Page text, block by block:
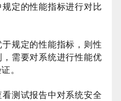
定的性能指标进行对比
规定的性能指标，则性
需要对系统进行性能优
。
测试报告中对系统安全